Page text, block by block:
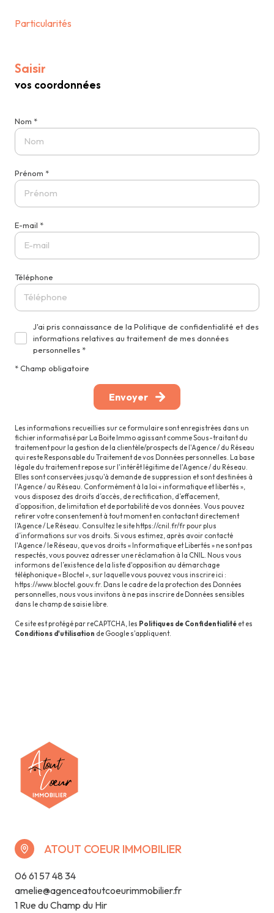
Particularités
Saisir
vos coordonnées
Nom *
Prénom *
E-mail *
Téléphone
J'ai pris connaissance de la Politique de confidentialité et des
informations relatives au traitement de mes données
personnelles *
* Champ obligatoire
Envoyer
Les informations recueillies sur ce formulaire sont enregistrées dans un
fichier informatisé par La Boite Immo agissant comme Sous-traitant du
traitement pour la gestion de la clientèle/prospects de l'Agence / du Réseau
qui reste Responsable du Traitement de vos Données personnelles. La base
légale du traitement repose sur l'intérêt légitime de l'Agence / du Réseau.
Elles sont conservées jusqu'à demande de suppression et sont destinées à
l'Agence / au Réseau. Conformément à la loi « informatique et libertés »,
vous disposez des droits d’accès, de rectification, d’effacement,
d’opposition, de limitation et de portabilité de vos données. Vous pouvez
retirer votre consentement à tout moment en contactant directement
l’Agence / Le Réseau. Consultez le site https://cnil.fr/frpour plus
d’informations sur vos droits. Si vous estimez, après avoir contacté
l'Agence / le Réseau, que vos droits « Informatique et Libertés » ne sont pas
respectés, vous pouvez adresser une réclamation à la CNIL. Nous vous
informons de l’existence de la liste d'opposition au démarchage
téléphonique « Bloctel », sur laquelle vous pouvez vous inscrire ici :
https://www.bloctel.gouv.fr. Dans le cadre de la protection des Données
personnelles, nous vous invitons à ne pas inscrire de Données sensibles
dans le champ de saisie libre.
Ce site est protégé par reCAPTCHA, les Politiques de Confidentialité et es
Conditions d'utilisation de Google s'appliquent.
ATOUT COEUR IMMOBILIER
06 61 57 48 34
amelie@agenceatoutcoeurimmobilier.fr
1 Rue du Champ du Hir